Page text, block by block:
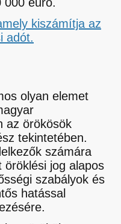
kiszámítja az
adót.
olyan elemet
az örökösök
tekintetében.
számára
öröklési jog alapos
szabályok és
hatással